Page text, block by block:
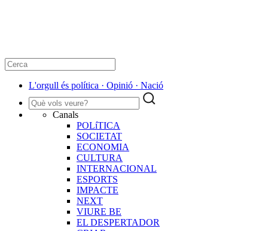
L'orgull és política · Opinió · Nació
Canals
POLíTICA
SOCIETAT
ECONOMIA
CULTURA
INTERNACIONAL
ESPORTS
IMPACTE
NEXT
VIURE BE
EL DESPERTADOR